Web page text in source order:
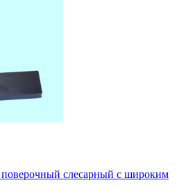
слесарный с широким